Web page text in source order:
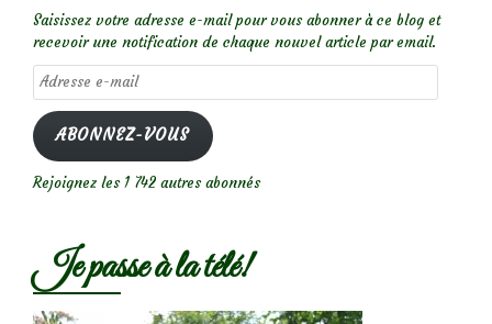
Saisissez votre adresse e-mail pour vous abonner à ce blog et
recevoir une notification de chaque nouvel article par email.
Adresse
e-
mail
ABONNEZ-VOUS
Rejoignez les 1 742 autres abonnés
Je passe à la télé!